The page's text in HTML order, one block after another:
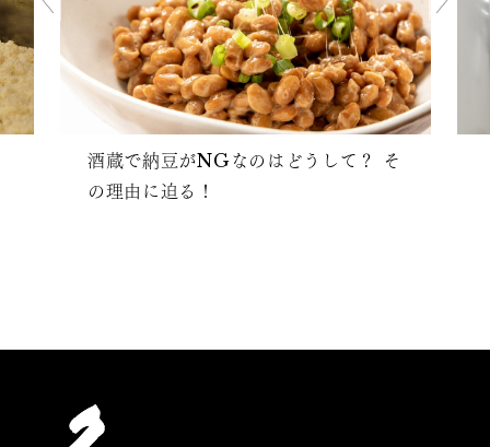
酒蔵で納豆がNGなのはどうして？ そ
の理由に迫る！